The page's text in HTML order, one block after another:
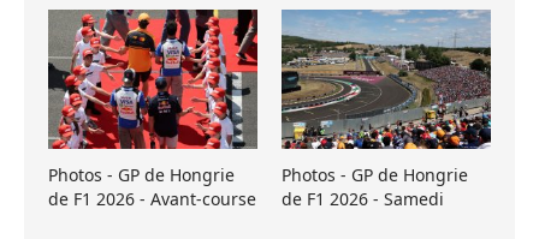
Photos - GP de Hongrie
de F1 2026 - Avant-course
Photos - GP de Hongrie
de F1 2026 - Samedi